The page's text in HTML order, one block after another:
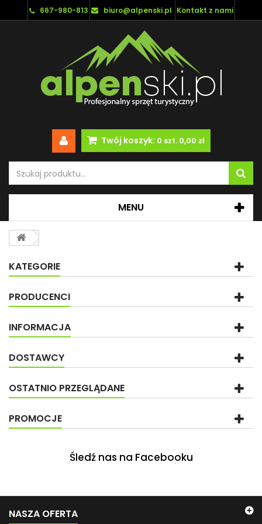
667-980-813 biuro@alpenski.pl Kontakt z nami
Twój koszyk: 0 szt. 0,00 zł
MENU
KATEGORIE
PRODUCENCI
INFORMACJA
DOSTAWCY
OSTATNIO PRZEGLĄDANE
PROMOCJE
Śledź nas na Facebooku
NASZA OFERTA